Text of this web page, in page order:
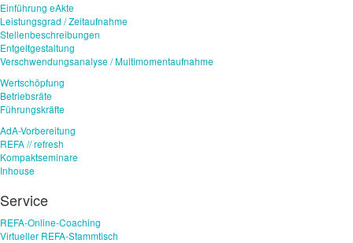
Einführung eAkte
Leistungsgrad / Zeitaufnahme
Stellenbeschreibungen
Entgeltgestaltung
Verschwendungsanalyse / Multimomentaufnahme
Wertschöpfung
Betriebsräte
Führungskräfte
AdA-Vorbereitung
REFA // refresh
Kompaktseminare
Inhouse
Service
REFA-Online-Coaching
Virtueller REFA-Stammtisch